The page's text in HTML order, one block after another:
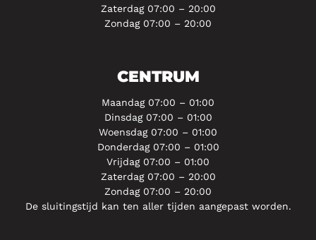
Zaterdag 07:00 – 20:00
Zondag 07:00 – 20:00
CENTRUM
Maandag 07:00 – 01:00
Dinsdag 07:00 – 01:00
Woensdag 07:00 – 01:00
Donderdag 07:00 – 01:00
Vrijdag 07:00 – 01:00
Zaterdag 07:00 – 20:00
Zondag 07:00 – 20:00
De sluitingstijd kan ten aller tijden aangepast worden.